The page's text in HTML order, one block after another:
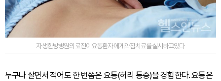
자생한방병원의료진이요통환자에게약침치료를실시하고있다
누구나 살면서 적어도 한 번쯤은 요통(허리 통증)을 경험한다. 요통은